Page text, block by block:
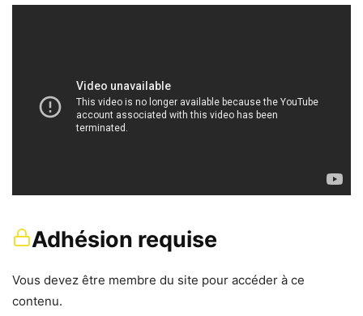
Adhésion requise
Vous devez être membre du site pour accéder à ce
contenu.